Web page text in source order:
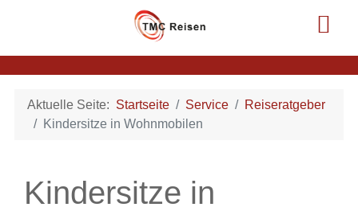
Aktuelle Seite: Startseite Service
Reiseratgeber
Kindersitze in Wohnmobilen
Kindersitze in